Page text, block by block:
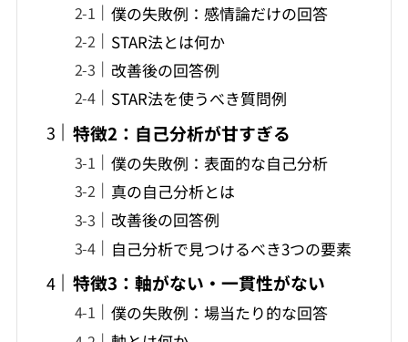
僕の失敗例：感情論だけの回答
STAR法とは何か
改善後の回答例
STAR法を使うべき質問例
特徴2：自己分析が甘すぎる
僕の失敗例：表面的な自己分析
真の自己分析とは
改善後の回答例
自己分析で見つけるべき3つの要素
特徴3：軸がない・一貫性がない
僕の失敗例：場当たり的な回答